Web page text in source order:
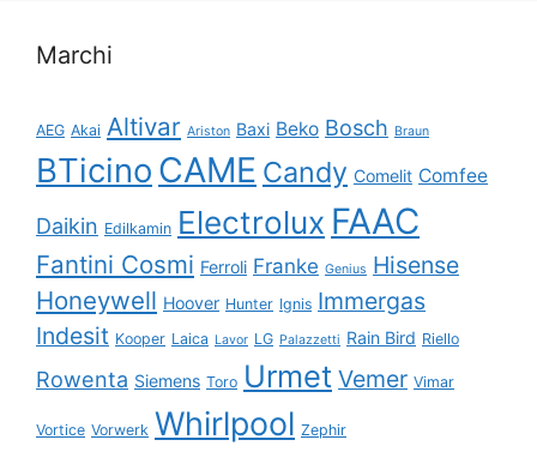
Marchi
AEG Akai Altivar Ariston Baxi Beko Bosch Braun
BTicino CAME Candy Comelit Comfee
Daikin Edilkamin Electrolux FAAC
Fantini Cosmi Ferroli Franke Genius Hisense
Honeywell Hoover Hunter Ignis Immergas
Indesit Kooper Laica Lavor LG Palazzetti Rain Bird Riello
Rowenta Siemens Toro Urmet Vemer Vimar
Vortice Vorwerk Whirlpool Zephir